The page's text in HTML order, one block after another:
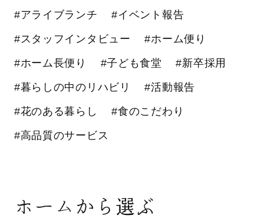
#アライブランチ #イベント報告
#スタッフインタビュー #ホーム便り
#ホーム長便り #子ども食堂 #新卒採用
#暮らしの中のリハビリ #活動報告
#花のある暮らし #食のこだわり
#高品質のサービス
ホームから選ぶ